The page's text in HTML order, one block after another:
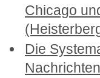
Chicago
Die